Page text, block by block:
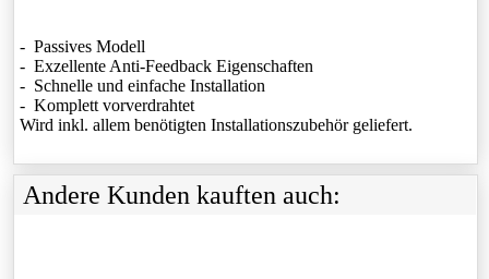
- Passives Modell
- Exzellente Anti-Feedback Eigenschaften
- Schnelle und einfache Installation
- Komplett vorverdrahtet
Wird inkl. allem benötigten Installationszubehör geliefert.
Andere Kunden kauften auch: